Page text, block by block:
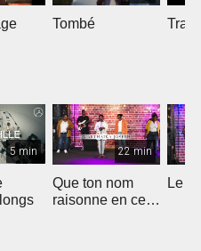
Tombé
5 min 22 min
Que ton nom
raisonne en ce
Le